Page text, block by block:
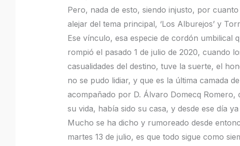
Pero, nada de esto, siendo injusto, por
alejar del tema principal, ‘Los Alburejos’ y
Ese vínculo, esa especie de cordón umbilical
rompió el pasado 1 de julio de 2020, cuando
casualidades del destino, tuve la suerte, el
no se pudo lidiar, y que es la última camada
acompañado por D. Álvaro Domecq
su vida, había sido su casa, y desde ese día
Mucho se ha dicho y rumoreado desde
martes 13 de julio, es que todo sigue como